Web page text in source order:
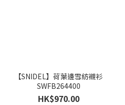
【SNIDEL】荷葉邊雪紡襯衫
SWFB264400
HK$970.00